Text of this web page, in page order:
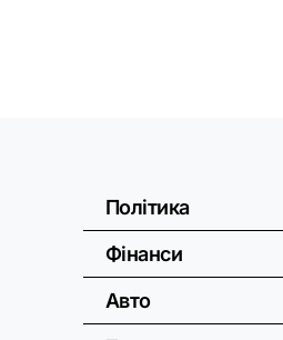
Політика
Фінанси
Авто